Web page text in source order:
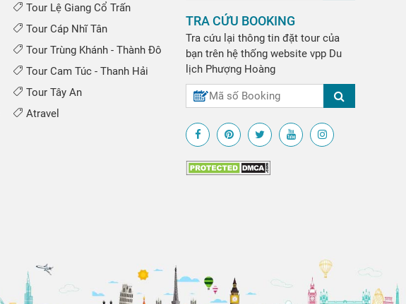
Tour Lệ Giang Cổ Trấn
Tour Cáp Nhĩ Tân
Tour Trùng Khánh - Thành Đô
Tour Cam Túc - Thanh Hải
Tour Tây An
Atravel
TRA CỨU BOOKING
Tra cứu lại thông tin đặt tour của
bạn trên hệ thống website vpp Du
lịch Phượng Hoàng